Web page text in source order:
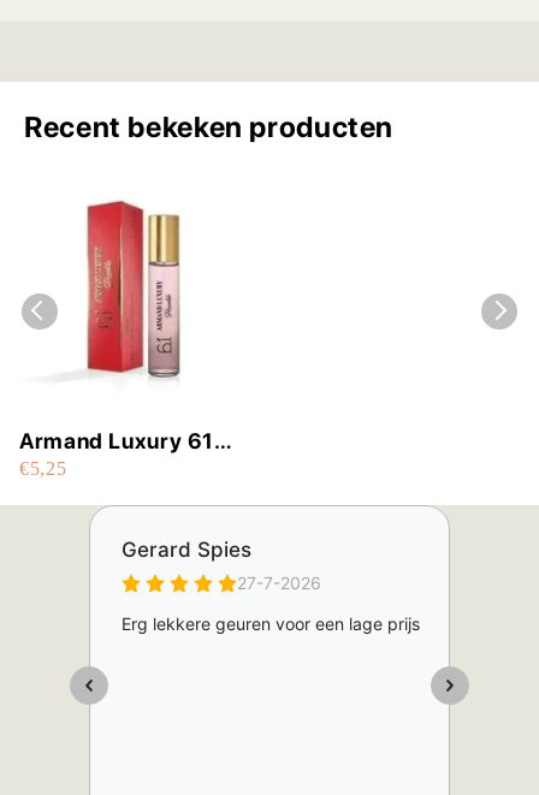
Recent bekeken producten
Armand Luxury 61
Possible for her by
Chatler
€5,25